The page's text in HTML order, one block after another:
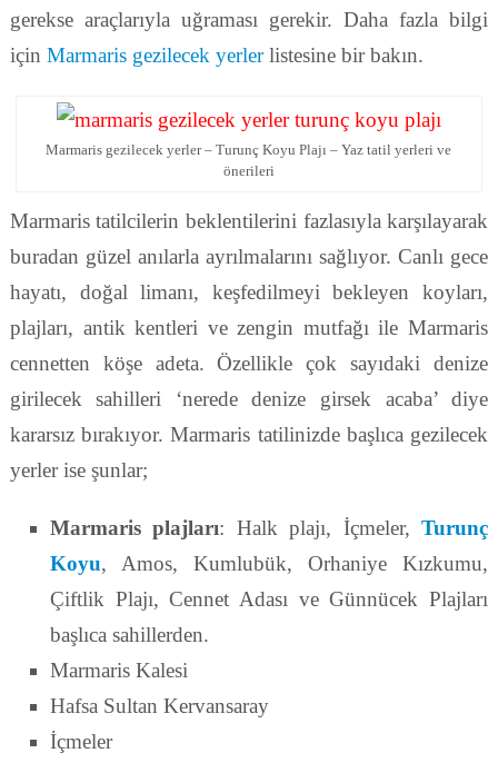
gerekse araçlarıyla uğraması gerekir. Daha fazla bilgi
için Marmaris gezilecek yerlerlistesine bir bakın.
Marmaris gezilecek yerler – Turunç Koyu Plajı – Yaz tatil yerleri ve
önerileri
Marmaris tatilcilerin beklentilerini fazlasıyla karşılayarak
buradan güzel anılarla ayrılmalarını sağlıyor. Canlı gece
hayatı, doğal limanı, keşfedilmeyi bekleyen koyları,
plajları, antik kentleri ve zengin mutfağı ile Marmaris
cennetten köşe adeta. Özellikle çok sayıdaki denize
girilecek sahilleri ‘nerede denize girsek acaba’ diye
kararsız bırakıyor. Marmaris tatilinizde başlıca gezilecek
yerler ise şunlar;
Marmaris plajları: Halk plajı, İçmeler,Turunç
Koyu, Amos, Kumlubük, Orhaniye Kızkumu,
Çiftlik Plajı, Cennet Adası ve Günnücek Plajları
başlıca sahillerden.
Marmaris Kalesi
Hafsa Sultan Kervansaray
İçmeler